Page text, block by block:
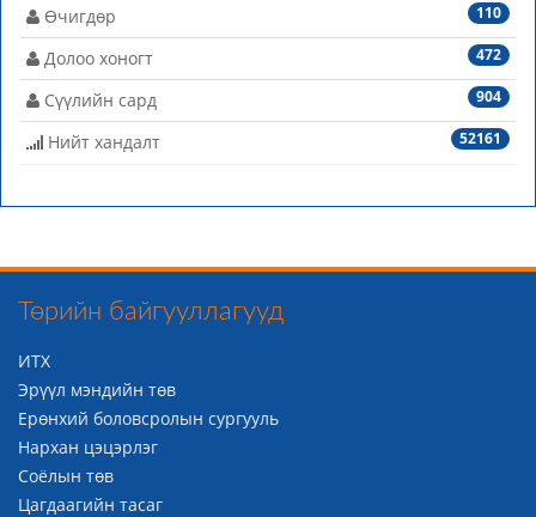
110
Өчигдөр
472
Долоо хоногт
904
Сүүлийн сард
52161
Нийт хандалт
Төрийн байгууллагууд
ИТХ
Эрүүл мэндийн төв
Ерөнхий боловсролын сургууль
Нархан цэцэрлэг
Соёлын төв
Цагдаагийн тасаг